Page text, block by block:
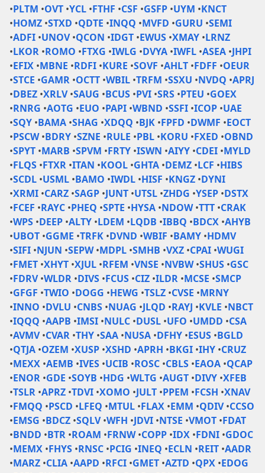
•PLTM •OVT •YCL •FTHF •CSF •GSFP •UYM •KNCT
•HOMZ •STXD •QDTE •INQQ •MVFD •GURU •SEMI
•ADFI •UNOV •QCON •IDGT •EWUS •XMAY •LRNZ
•LKOR •ROMO •FTXG •IWLG •DVYA •IWFL •ASEA •JHPI
•EFIX •MBNE •RDFI •KURE •SOVF •AHLT •FDFF •OEUR
•STCE •GAMR •OCTT •WBIL •TRFM •SSXU •NVDQ •APRJ
•DBEZ •XRLV •SAUG •BCUS •PVI •SRS •PTEU •GOEX
•RNRG •AOTG •EUO •PAPI •WBND •SSFI •ICOP •UAE
•SQY •BAMA •SHAG •XDQQ •BJK •FPFD •DWMF •EOCT
•PSCW •BDRY •SZNE •RULE •PBL •KORU •FXED •OBND
•SPYT •MARB •SPVM •FRTY •ISWN •AIYY •CDEI •MYLD
•FLQS •FTXR •ITAN •KOOL •GHTA •DEMZ •LCF •HIBS
•SCDL •USML •BAMO •IWDL •HISF •KNGZ •DYNI
•XRMI •CARZ •SAGP •JUNT •UTSL •ZHDG •YSEP •DSTX
•FCEF •RAYC •PHEQ •SPTE •HYSA •NDOW •TTT •CRAK
•WPS •DEEP •ALTY •LDEM •LQDB •IBBQ •BDCX •AHYB
•UBOT •GGME •TRFK •DVND •WBIF •BAMY •HDMV
•SIFI •NJUN •SEPW •MDPL •SMHB •VXZ •CPAI •WUGI
•FMET •XHYT •XJUL •RFEM •VNSE •NVBW •SHUS •GSC
•FDRV •WLDR •DIVS •FCUS •CIZ •ILDR •MCSE •SMCP
•GFGF •TWIO •DOGG •HEWG •TSLZ •CVSE •MRNY
•INNO •DVLU •CNBS •NUAG •JLQD •RAYJ •KVLE •NBCT
•IQQQ •AAPB •IMSI •NULC •DUSL •UFO •UMDD •CSA
•AVMV •CVAR •THY •SAA •NUSA •DFHY •ESUS •BGLD
•QTJA •OZEM •XUSP •XSHD •APRH •BKGI •IHY •CRUZ
•MEXX •AEMB •IVES •UCIB •ROSC •CBLS •EAOA •QCAP
•ENOR •GDE •SOYB •HDG •WLTG •AUGT •DIVY •XFEB
•TSLR •APRZ •TDVI •XOMO •JULT •PPEM •FCSH •XNAV
•FMQQ •PSCD •LFEQ •MTUL •FLAX •EMM •QDIV •CCSO
•EMSG •BDCZ •SQLV •WFH •JDVI •NTSE •VMOT •FDAT
•BNDD •BTR •ROAM •FRNW •COPP •IDX •FDNI •GDOC
•MEMX •FHYS •RNSC •PCIG •INEQ •ECLN •REIT •AADR
•MARZ •CLIA •AAPD •RFCI •GMET •AZTD •QPX •EDOG